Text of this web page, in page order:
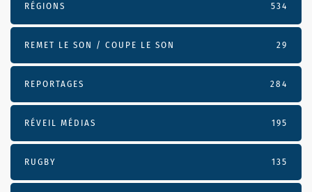
RÉGIONS 534
REMET LE SON / COUPE LE SON 29
REPORTAGES 284
RÉVEIL MÉDIAS 195
RUGBY 135